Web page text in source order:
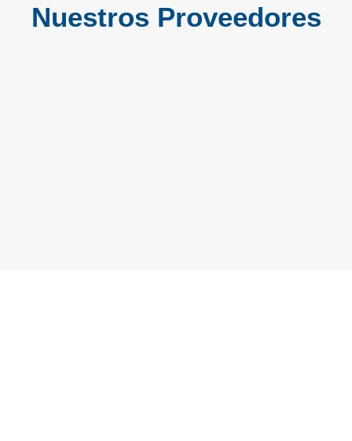
Nuestros Proveedores